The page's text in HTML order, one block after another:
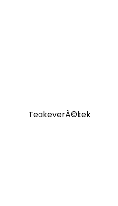
TeakeverÃ©kek